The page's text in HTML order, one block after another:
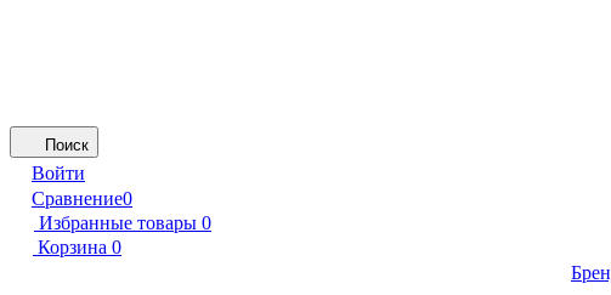
Поиск
Войти
Сравнение0
Избранные товары 0
Корзина 0